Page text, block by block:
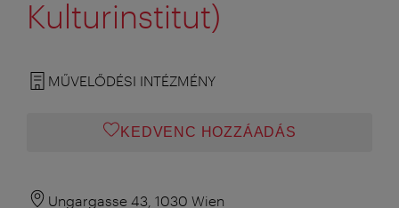
Kulturinstitut)
MŰVELŐDÉSI INTÉZMÉNY
KEDVENC HOZZÁADÁS
Ungargasse 43, 1030 Wien